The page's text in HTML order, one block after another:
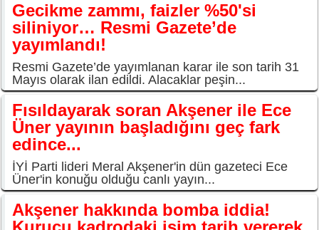
Gecikme zammı, faizler %50'si
siliniyor… Resmi Gazete’de
yayımlandı!
Resmi Gazete’de yayımlanan karar ile son tarih 31
Mayıs olarak ilan edildi. Alacaklar peşin...
Fısıldayarak soran Akşener ile Ece
Üner yayının başladığını geç fark
edince...
İYİ Parti lideri Meral Akşener'in dün gazeteci Ece
Üner'in konuğu olduğu canlı yayın...
Akşener hakkında bomba iddia!